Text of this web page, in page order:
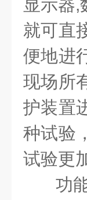
显示器,
就可直
便地进
现场所
护装置
种试验
试验更
功